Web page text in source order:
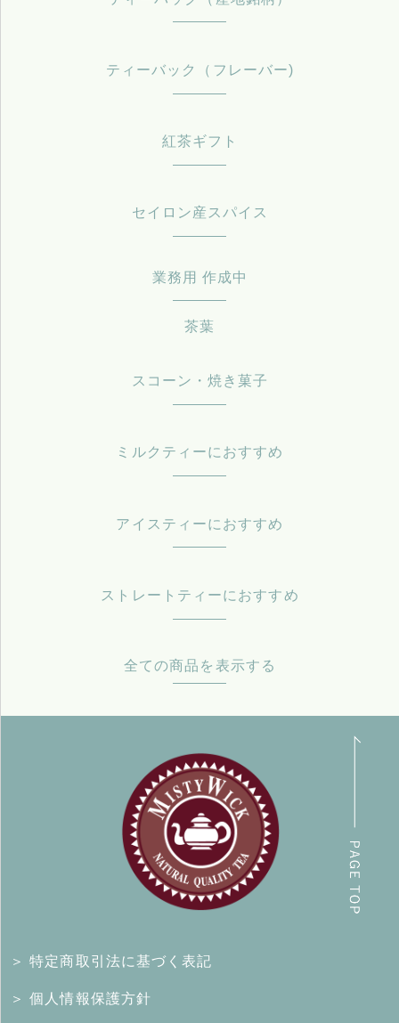
ティーバック（フレーバー)
紅茶ギフト
セイロン産スパイス
業務用 作成中
茶葉
スコーン・焼き菓子
ミルクティーにおすすめ
アイスティーにおすすめ
ストレートティーにおすすめ
全ての商品を表示する
＞ 特定商取引法に基づく表記
＞ 個人情報保護方針